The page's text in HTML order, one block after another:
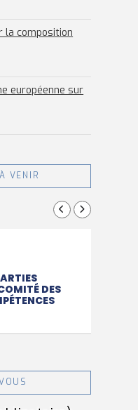
la composition
européenne sur
VENIR
DES